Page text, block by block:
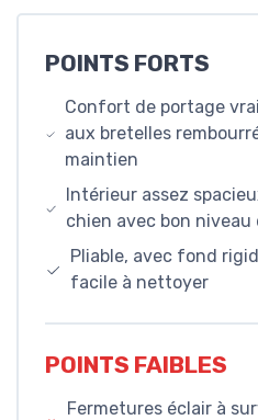
POINTS FORTS
Confort de portage
aux bretelles
maintien
Intérieur assez
chien avec bon
Pliable, avec fond
facile à nettoyer
POINTS FAIBLES
Fermetures éclair à